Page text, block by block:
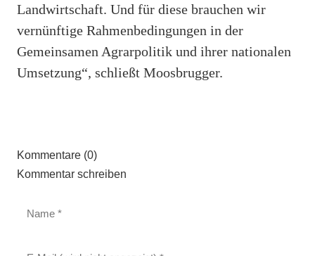
Landwirtschaft. Und für diese brauchen wir
vernünftige Rahmenbedingungen in der
Gemeinsamen Agrarpolitik und ihrer nationalen
Umsetzung“, schließt Moosbrugger.
Kommentare (0)
Kommentar schreiben